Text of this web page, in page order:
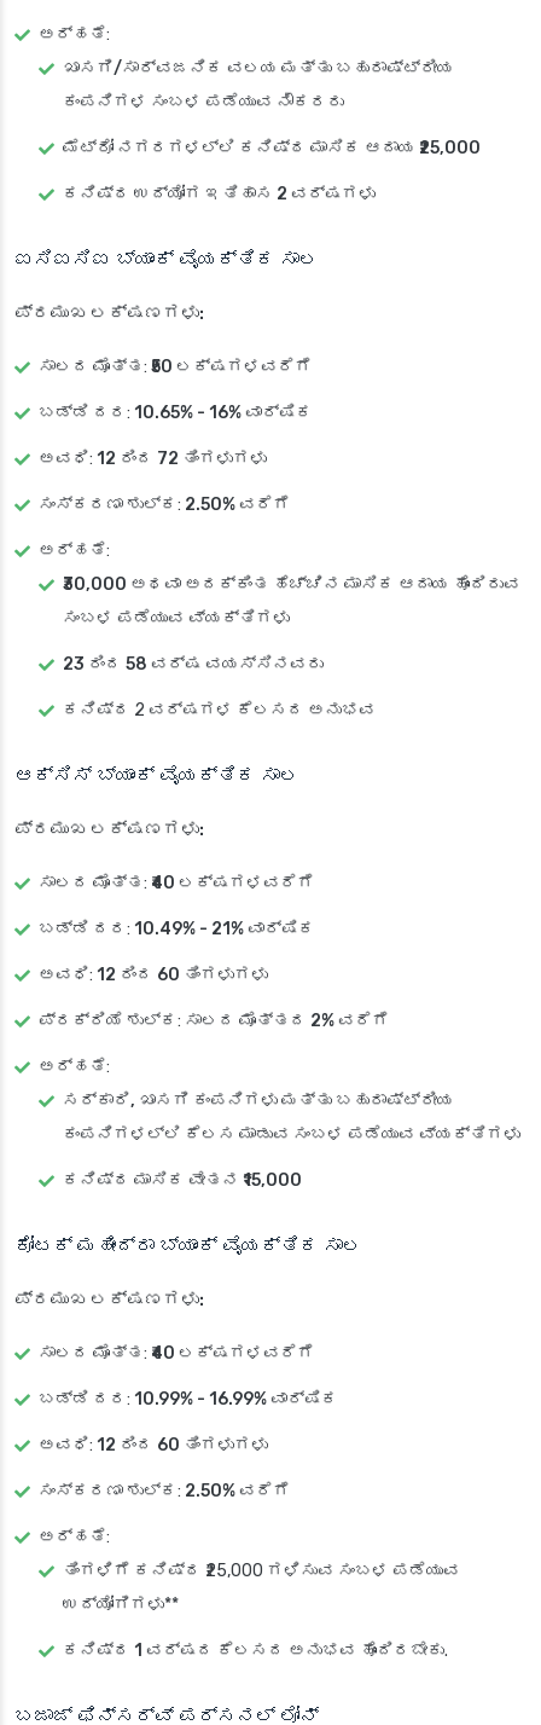
ಅರ್ಹತೆ:
ಖಾಸಗಿ/ಸಾರ್ವಜನಿಕ ವಲಯ ಮತ್ತು ಬಹುರಾಷ್ಟ್ರೀಯ
ಕಂಪನಿಗಳ ಸಂಬಳ ಪಡೆಯುವ ನೌಕರರು
ಮೆಟ್ರೋ ನಗರಗಳಲ್ಲಿ ಕನಿಷ್ಠ ಮಾಸಿಕ ಆದಾಯ ₹25,000
ಕನಿಷ್ಠ ಉದ್ಯೋಗ ಇತಿಹಾಸ 2 ವರ್ಷಗಳು
ಐಸಿಐಸಿಐ ಬ್ಯಾಂಕ್ ವೈಯಕ್ತಿಕ ಸಾಲ
ಪ್ರಮುಖ ಲಕ್ಷಣಗಳು:
ಸಾಲದ ಮೊತ್ತ: ₹50 ಲಕ್ಷಗಳವರೆಗೆ
ಬಡ್ಡಿ ದರ : 10.65% - 16% ವಾರ್ಷಿಕ
ಅವಧಿ: 12 ರಿಂದ 72 ತಿಂಗಳುಗಳು
ಸಂಸ್ಕರಣಾ ಶುಲ್ಕ : 2.50% ವರೆಗೆ
ಅರ್ಹತೆ:
₹30,000 ಅಥವಾ ಅದಕ್ಕಿಂತ ಹೆಚ್ಚಿನ ಮಾಸಿಕ ಆದಾಯ ಹೊಂದಿರುವ
ಸಂಬಳ ಪಡೆಯುವ ವ್ಯಕ್ತಿಗಳು
23 ರಿಂದ 58 ವರ್ಷ ವಯಸ್ಸಿನವರು
ಕನಿಷ್ಠ 2 ವರ್ಷಗಳ ಕೆಲಸದ ಅನುಭವ
ಆಕ್ಸಿಸ್ ಬ್ಯಾಂಕ್ ವೈಯಕ್ತಿಕ ಸಾಲ
ಪ್ರಮುಖ ಲಕ್ಷಣಗಳು:
ಸಾಲದ ಮೊತ್ತ: ₹40 ಲಕ್ಷಗಳವರೆಗೆ
ಬಡ್ಡಿ ದರ : 10.49% - 21% ವಾರ್ಷಿಕ
ಅವಧಿ: 12 ರಿಂದ 60 ತಿಂಗಳುಗಳು
ಪ್ರಕ್ರಿಯೆ ಶುಲ್ಕ : ಸಾಲದ ಮೊತ್ತದ 2%ವರೆಗೆ
ಅರ್ಹತೆ:
ಸರ್ಕಾರಿ, ಖಾಸಗಿ ಕಂಪನಿಗಳು ಮತ್ತು ಬಹುರಾಷ್ಟ್ರೀಯ
ಕಂಪನಿಗಳಲ್ಲಿ ಕೆಲಸ ಮಾಡುವ ಸಂಬಳ ಪಡೆಯುವ ವ್ಯಕ್ತಿಗಳು
ಕನಿಷ್ಠ ಮಾಸಿಕ ವೇತನ ₹15,000
ಕೋಟಕ್ ಮಹೀಂದ್ರಾ ಬ್ಯಾಂಕ್ ವೈಯಕ್ತಿಕ ಸಾಲ
ಪ್ರಮುಖ ಲಕ್ಷಣಗಳು:
ಸಾಲದ ಮೊತ್ತ: ₹40 ಲಕ್ಷಗಳವರೆಗೆ
ಬಡ್ಡಿ ದರ : 10.99% - 16.99% ವಾರ್ಷಿಕ
ಅವಧಿ: 12 ರಿಂದ 60 ತಿಂಗಳುಗಳು
ಸಂಸ್ಕರಣಾ ಶುಲ್ಕ : 2.50% ವರೆಗೆ
ಅರ್ಹತೆ:
ತಿಂಗಳಿಗೆ ಕನಿಷ್ಠ ₹25,000 ಗಳಿಸುವ ಸಂಬಳ ಪಡೆಯುವ
ಉದ್ಯೋಗಿಗಳು**
ಕನಿಷ್ಠ 1 ವರ್ಷದ ಕೆಲಸದ ಅನುಭವ ಹೊಂದಿರಬೇಕು.
ಬಜಾಜ್ ಫಿನ್‌ಸರ್ವ್ ಪರ್ಸನಲ್ ಲೋನ್